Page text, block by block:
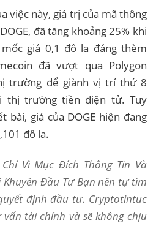
việc này, giá trị của mã thông
đã tăng khoảng 25% khi
giá 0,1 đô la đáng thèm
đã vượt qua Polygon
trường để giành vị trí thứ 8
thị trường tiền điện tử. Tuy
bài, giá của DOGE hiện đang
đô la.
Vì Mục Đích Thông Tin Và
Khuyên Đầu Tư Bạn nên tự tìm
định đầu tư. Cryptotintuc
tài chính và sẽ không chịu